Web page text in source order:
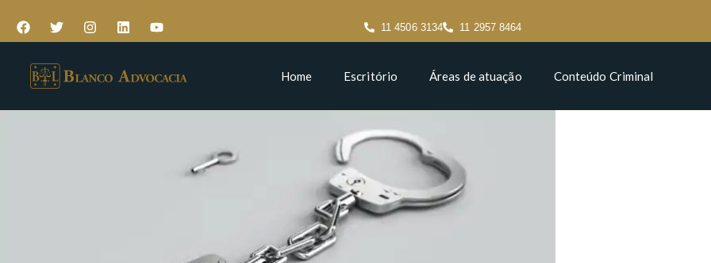
11 4506 3134 11 2957 8464
Home Escritório Áreas de atuação Conteúdo Criminal